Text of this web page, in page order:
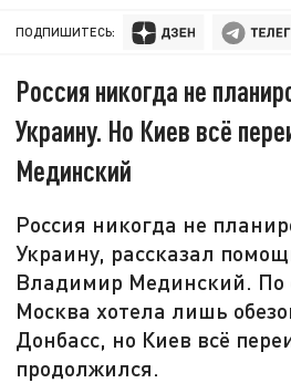
ПОДПИШИТЕСЬ:
Россия никогда не
Украину. Но Киев всё
Мединский
Россия никогда не
Украину, рассказал
Владимир Мединский. По
Москва хотела лишь
Донбасс, но Киев всё
продолжился.